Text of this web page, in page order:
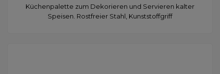
Küchenpalette zum Dekorieren und Servieren kalter
Speisen. Rostfreier Stahl, Kunststoffgriff